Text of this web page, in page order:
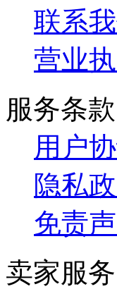
联系
营业
服务条款
用户
隐私
免责
卖家服务